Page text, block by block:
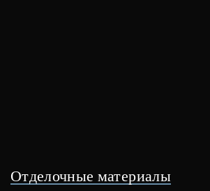
Отделочные материалы